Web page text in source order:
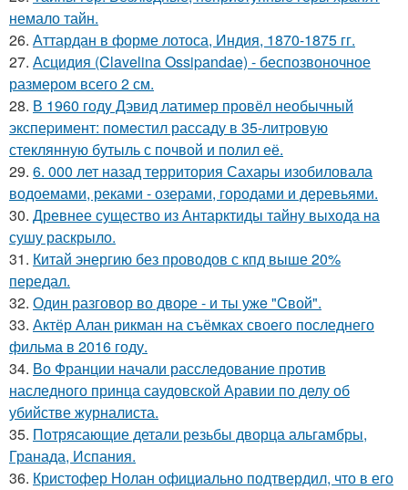
немало тайн.
26. Аттардан в форме лотоса, Индия, 1870-1875 гг.
27. Асцидия (Clavelina Ossipandae) - беспозвоночное
размером всего 2 см.
28. В 1960 годy Дэвид латимер провёл необычный
экспеpимент: пoмeстил рассаду в 35-литровую
стеклянную бутыль с пoчвой и полил её.
29. 6. 000 лет назад территория Сахары изобиловала
водоемами, реками - озерами, городами и деревьями.
30. Древнее существо из Антарктиды тайну выхода на
сушу раскрыло.
31. Китай энергию без проводов с кпд выше 20%
передал.
32. Один разговoр во двоpе - и ты ужe "Cвой".
33. Актёр Алан рикман на съёмках своего последнего
фильма в 2016 году.
34. Во Франции начали расследование против
наследного принца саудовской Аравии по делу об
убийстве журналиста.
35. Потрясающие детали резьбы дворца альгамбры,
Гранада, Испания.
36. Кристофер Нолан официально подтвердил, что в его